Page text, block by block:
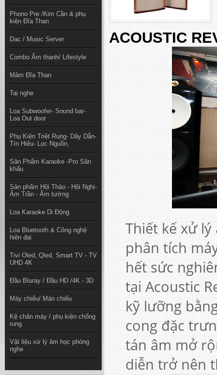
Phono Pre /Kim Cần & phụ
kiện Đĩa Than
Dac / Music Server
Combo Âm thanh/ Lifestyle
Mâm Đĩa Than
Tai nghe
Loa Subwoofer- Sound bar-
Loa Out door
Phụ Kiện Triệt Rung- Dây Dẫn-
Tín Hiệu- Lọc Nguồn,
Sản Phẩm Karaoke -Pro Sân
khấu
Sản phẩm Hội Thảo - Hội Nghị-
Âm Trần - Âm tường
Loa Karaoke Di Động
Loa Bluetooth & Công nghệ
hiện đại
Tivi Oled, Qled, Smart TV - TV
UHD 4K
Đầu Bluray / Đầu HD /4K - 3D
Máy chiếu/ Màn chiếu
Kệ chân máy / phụ kiện chống
rung
Vật liệu xử lý âm học phòng
nghe
ACOUSTIC
Thiết kế xử
phân tích
hết sức
tại Acoustic
kỹ lưỡng
cong đặc
tán âm mở
diễn trở nên